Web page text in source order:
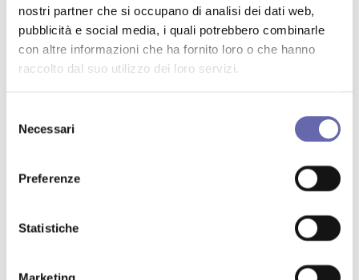
nostri partner che si occupano di analisi dei dati web,
pubblicità e social media, i quali potrebbero combinarle
con altre informazioni che ha fornito loro o che hanno
raccolto dal suo utilizzo dei loro servizi.
delNecessari
Preferenze
Statistiche
Marketing
antonionaddeo.blog
Il Ministero dell’Istruzione
annuncia l’apertura della
piattaforma Welfare per gli
sabato 14 febbraio
referendum. Perché è stato
Sole 24
aperti due giorni, cambia
mercoledì 4 febbraio